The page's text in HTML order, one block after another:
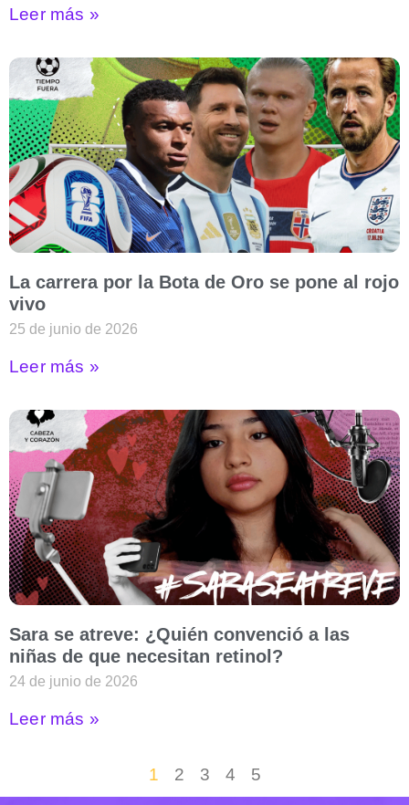
Leer más »
La carrera por la Bota de Oro se pone al rojo
vivo
25 de junio de 2026
Leer más »
Sara se atreve: ¿Quién convenció a las
niñas de que necesitan retinol?
24 de junio de 2026
Leer más »
1 2 3 4 5